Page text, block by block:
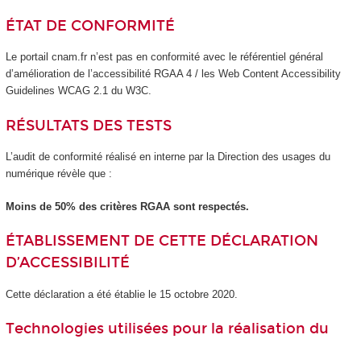
ÉTAT DE CONFORMITÉ
Le portail cnam.fr n’est pas en conformité avec le référentiel général
d’amélioration de l’accessibilité RGAA 4 / les Web Content Accessibility
Guidelines WCAG 2.1 du W3C.
RÉSULTATS DES TESTS
L’audit de conformité réalisé en interne par la Direction des usages du
numérique révèle que :
Moins de 50% des critères RGAA sont respectés.
ÉTABLISSEMENT DE CETTE DÉCLARATION
D’ACCESSIBILITÉ
Cette déclaration a été établie le 15 octobre 2020.
Technologies utilisées pour la réalisation du